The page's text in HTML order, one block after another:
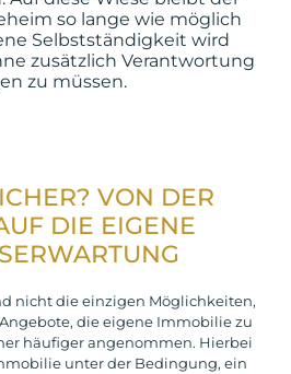
so lange wie möglich
Selbstständigkeit wird
zusätzlich Verantwortung
zu müssen.
VON DER
DIE EIGENE
nicht die einzigen Möglichkeiten,
die eigene Immobilie zu
häufiger angenommen. Hierbei
unter der Bedingung, ein